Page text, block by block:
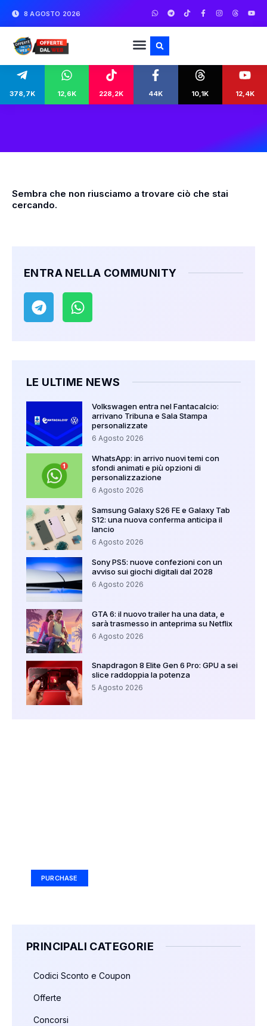
8 AGOSTO 2026
378,7K 12,6K 228,2K 44K 10,1K 12,4K
Sembra che non riusciamo a trovare ciò che stai
cercando.
ENTRA NELLA COMMUNITY
LE ULTIME NEWS
Volkswagen entra nel Fantacalcio:
arrivano Tribuna e Sala Stampa
personalizzate
6 Agosto 2026
WhatsApp: in arrivo nuovi temi con
sfondi animati e più opzioni di
personalizzazione
6 Agosto 2026
Samsung Galaxy S26 FE e Galaxy Tab
S12: una nuova conferma anticipa il
lancio
6 Agosto 2026
Sony PS5: nuove confezioni con un
avviso sui giochi digitali dal 2028
6 Agosto 2026
GTA 6: il nuovo trailer ha una data, e
sarà trasmesso in anteprima su Netflix
6 Agosto 2026
Snapdragon 8 Elite Gen 6 Pro: GPU a sei
slice raddoppia la potenza
5 Agosto 2026
PURCHASE
PRINCIPALI CATEGORIE
Codici Sconto e Coupon
Offerte
Concorsi